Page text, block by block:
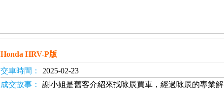
Honda HRV-P版
交車時間：
2025-02-23
成交故事：
謝小姐是舊客介紹來找咏辰買車，經過咏辰的專業解